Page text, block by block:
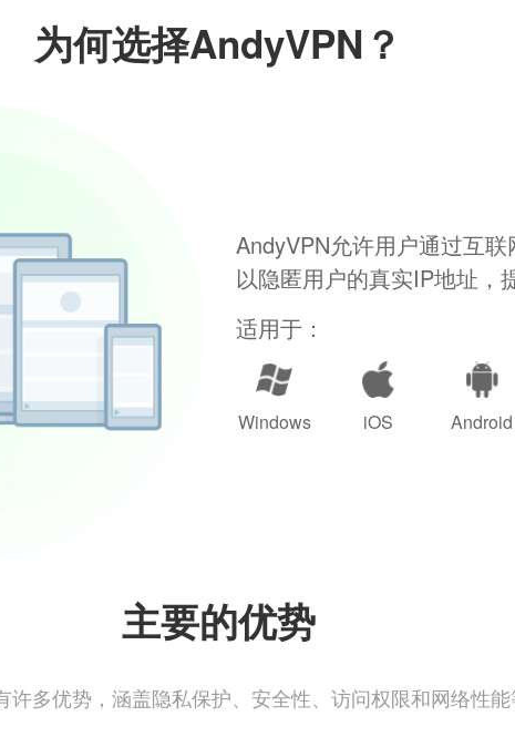
为何选择AndyVPN？
AndyVPN允许用户通过互
以隐匿用户的真实IP地址，
适用于：
Windows iOS Android
主要的优势
许多优势，涵盖隐私保护、安全性、访问权限和网络性